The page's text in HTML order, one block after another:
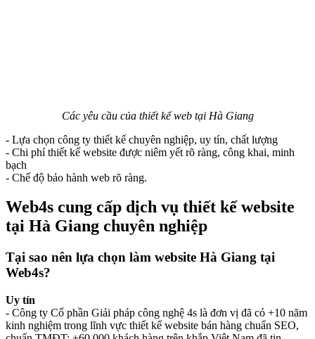
Các yêu cầu của thiết kế web tại Hà Giang
- Lựa chọn công ty thiết kế chuyên nghiệp, uy tín, chất lượng
- Chi phí thiết kế website được niêm yết rõ ràng, công khai, minh
bạch
- Chế độ bảo hành web rõ ràng.
Web4s cung cấp dịch vụ thiết kế website
tại Hà Giang chuyên nghiệp
Tại sao nên lựa chọn làm website Hà Giang tại
Web4s?
Uy tín
- Công ty Cổ phần Giải pháp công nghệ 4s là đơn vị đã có +10 năm
kinh nghiệm trong lĩnh vực thiết kế website bán hàng chuẩn SEO,